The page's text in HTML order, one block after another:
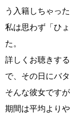
う入籍しちゃった
私は思わず 「ひ
た。
詳しくお聴きす
で、その日にバ
そんな彼女です
期間は平均より